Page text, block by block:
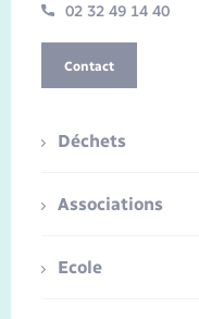
02 32 49 14 40
Contact
Déchets
Associations
Ecole